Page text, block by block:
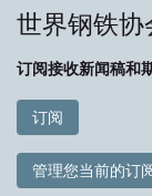
世界钢铁协
订阅接收新闻稿和
订阅
管理您当前的订